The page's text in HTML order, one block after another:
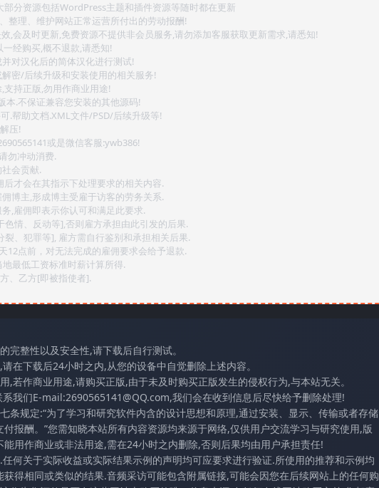
分资源包括WordPress主题和插件资源等随时都在更新
整理、维护网站正常运营所付出的劳动报酬!
,会及时更新,免费资源不提供非会员服务,请勿添加客服获取更新需求,请悉知!
经购买,概不退款,请悉知!
对汉化后的简体汉化进行测试!
密/后续升级和安装使用的相关服务!
持正版,勿用作商业用途!
本.不保证兼容您安装的其他源码!
.帮助文档.XML文件/PSD/后续升级等!
压!
或是微信客服:ywb386!
勿冲动消费.
会贡献.
才会在其指示下处理要求的相关内容.
博主,形成博主受雇于访客的劳务关系.
,雇佣即表示你认可和满足此要求.
情、反动等],否则雇方承担由此引发的后果.
、犯罪等], 雇方需自行鉴别和承担相关后果.
点前，对无法完成的雇佣要求会给予退款.
最低工资标准时薪计算所得.
、乙方[即被指使者].
完整性以及安全性,请下载后自行测试。
在下载后24小时之内,从您的设备中自觉删除上述内容。
若作商业用途,请购买正版,由于未及时购买正版发生的侵权行为,与本站无关。
我们E-mail:2690565141@QQ.com,我们会在收到信息后尽快给予删除处理!
条规定:“为了学习和研究软件内含的设计思想和原理,通过安装、显示、传输或者存储
报酬。”您需知晓本站所有内容资源均来源于网络,仅供用户交流学习与研究使用,版
用作商业或非法用途,需在24小时之内删除,否则后果均由用户承担责任!
何关于实际收益或实际结果示例的声明均可应要求进行验证.所使用的推荐和示例均
得相同或类似的结果.音频采访可能包含附属链接,可能会因您在后续网站上的任何购